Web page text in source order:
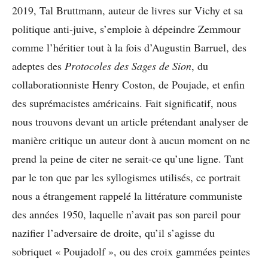
2019, Tal Bruttmann, auteur de livres sur Vichy et sa
politique anti-juive, s’emploie à dépeindre Zemmour
comme l’héritier tout à la fois d’Augustin Barruel, des
adeptes des Protocoles des Sages de Sion, du
collaborationniste Henry Coston, de Poujade, et enfin
des suprémacistes américains. Fait significatif, nous
nous trouvons devant un article prétendant analyser de
manière critique un auteur dont à aucun moment on ne
prend la peine de citer ne serait-ce qu’une ligne. Tant
par le ton que par les syllogismes utilisés, ce portrait
nous a étrangement rappelé la littérature communiste
des années 1950, laquelle n’avait pas son pareil pour
nazifier l’adversaire de droite, qu’il s’agisse du
sobriquet « Poujadolf », ou des croix gammées peintes